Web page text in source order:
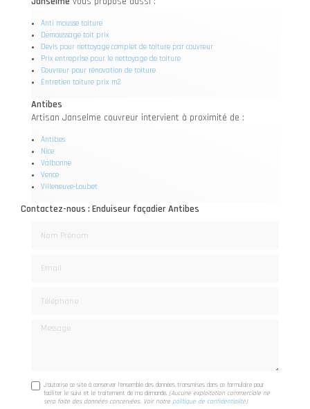
Anti mousse toiture
Demoussage toit prix
Devis pour nettoyage complet de toiture par couvreur
Prix entreprise pour le nettoyage de toiture
Couvreur pour rénovation de toiture
Entretien toiture prix m2
Antibes
Artisan Janselme couvreur intervient à proximité de :
Antibes
Nice
Valbonne
Vence
Villeneuve-Loubet
Contactez-nous : Enduiseur façadier Antibes
Message
J'autorise ce site à conserver l'ensemble des données transmises dans ce formulaire pour
faciliter le suivi et le traitement de ma demande.(Aucune exploitation commerciale ne
sera faite des données concervées. Voir notrepolitique de confidentialité)